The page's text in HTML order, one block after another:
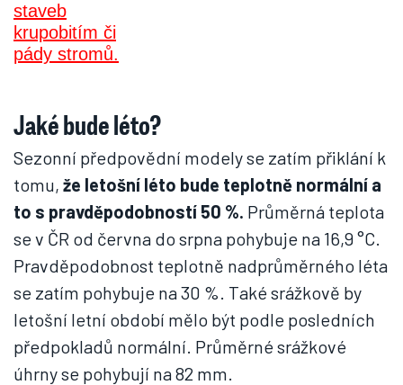
Jaké bude léto?
Sezonní předpovědní modely se zatím přiklání k
tomu, že letošní léto bude teplotně normální a
to s pravděpodobností 50 %. Průměrná teplota
se v ČR od června do srpna pohybuje na 16,9 °C.
Pravděpodobnost teplotně nadprůměrného léta
se zatím pohybuje na 30 %. Také srážkově by
letošní letní období mělo být podle posledních
předpokladů normální. Průměrné srážkové
úhrny se pohybují na 82 mm.